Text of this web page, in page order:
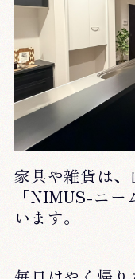
家具や雑貨は
「NIMUS-ニ
います。